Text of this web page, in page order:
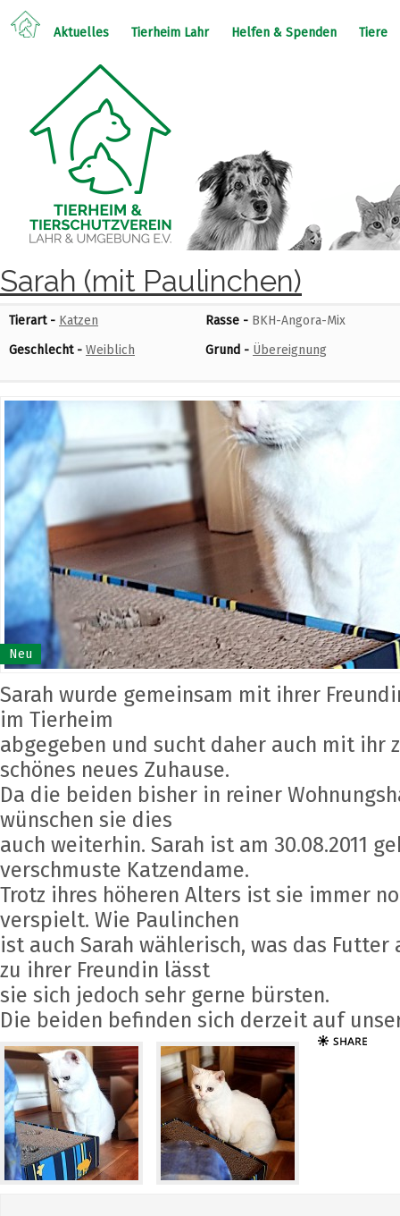
Aktuelles Tierheim Lahr Helfen & Spenden Tiere
Sarah (mit Paulinchen)
Tierart - Katzen Rasse - BKH-Angora-Mix
Geschlecht - Weiblich Grund - Übereignung
Neu
Sarah wurde gemeinsam mit ihrer
im Tierheim
abgegeben und sucht daher auch mit ihr
schönes neues Zuhause.
Da die beiden bisher in reiner
wünschen sie dies
auch weiterhin. Sarah ist am 30.08.2011
verschmuste Katzendame.
Trotz ihres höheren Alters ist sie immer
verspielt. Wie Paulinchen
ist auch Sarah wählerisch, was das Futter
zu ihrer Freundin lässt
sie sich jedoch sehr gerne bürsten.
Die beiden befinden sich derzeit auf